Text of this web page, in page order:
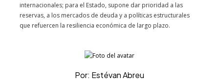
internacionales; para el Estado, supone dar prioridad a las
reservas, a los mercados de deuda y a políticas estructurales
que refuercen la resiliencia económica de largo plazo.
Por: Estévan Abreu